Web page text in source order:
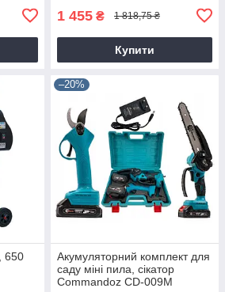
1 455 ₴ 1 818,75 ₴
Купити
650
–20%
Акумуляторний комплект для
саду міні пила, сікатор
Commandoz CD-009M